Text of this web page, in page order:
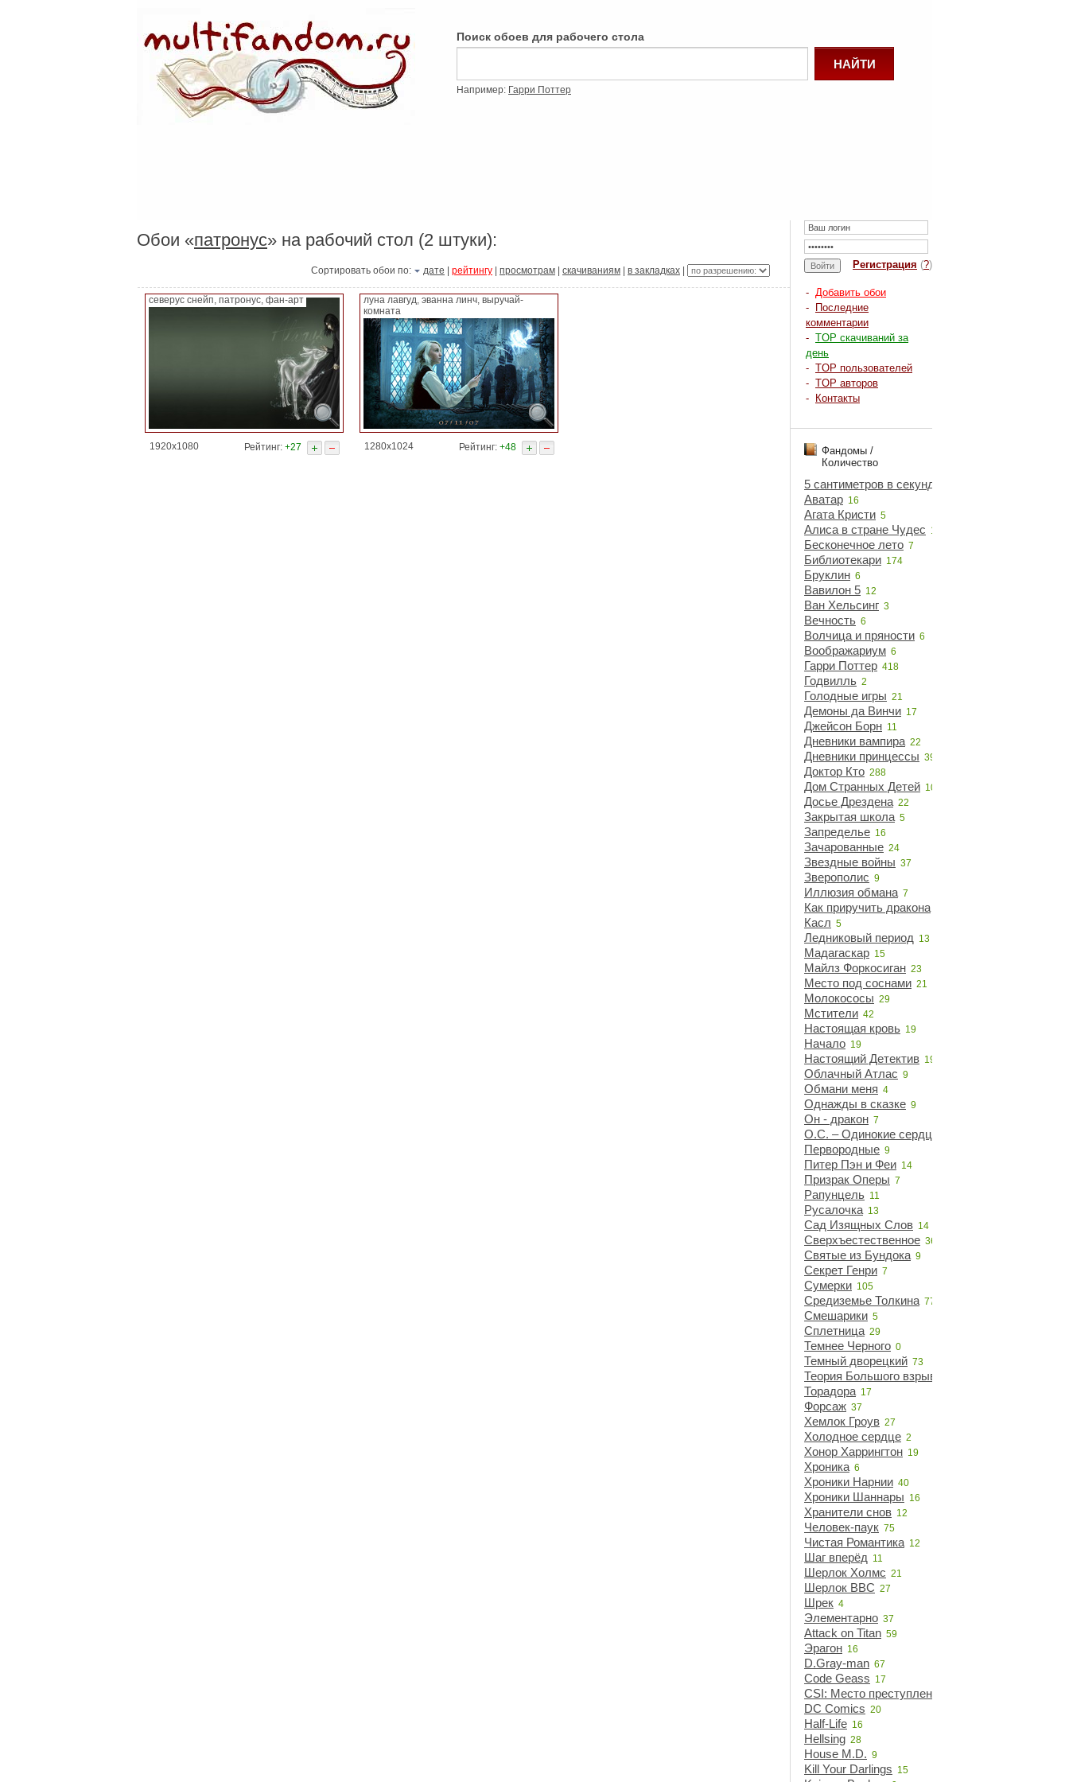
Поиск обоев для рабочего стола
Например: Гарри Поттер
Регистрация (?)
- Добавить обои
-
Последние
комментарии
- TOP скачиваний за
день
- TOP пользователей
- TOP авторов
-
Контакты
Фандомы /
Количество
5 сантиметров в секунду
Аватар 16
Агата Кристи 5
Алиса в стране Чудес 18
Бесконечное лето 7
Библиотекари 174
Бруклин 6
Вавилон 5 12
Ван Хельсинг 3
Вечность 6
Волчица и пряности 6
Воображариум 6
Гарри Поттер 418
Годвилль 2
Голодные игры 21
Демоны да Винчи 17
Джейсон Борн 11
Дневники вампира 22
Дневники принцессы 39
Доктор Кто 288
Дом Странных Детей 10
Досье Дрездена 22
Закрытая школа 5
Запределье 16
Зачарованные 24
Звездные войны 37
Зверополис 9
Иллюзия обмана 7
Как приручить дракона
Касл 5
Ледниковый период 13
Мадагаскар 15
Майлз Форкосиган 23
Место под соснами 21
Молокососы 29
Мстители 42
Настоящая кровь 19
Начало 19
Настоящий Детектив 19
Облачный Атлас 9
Обмани меня 4
Однажды в сказке 9
Он - дракон 7
О.С. – Одинокие сердца
Первородные 9
Питер Пэн и Феи 14
Призрак Оперы 7
Рапунцель 11
Русалочка 13
Сад Изящных Слов 14
Сверхъестественное 36
Святые из Бундока 9
Секрет Генри 7
Сумерки 105
Средиземье Толкина 77
Смешарики 5
Сплетница 29
Темнее Черного 0
Темный дворецкий 73
Теория Большого взрыва
Торадора 17
Форсаж 37
Хемлок Гроув 27
Холодное сердце 2
Хонор Харрингтон 19
Хроника 6
Хроники Нарнии 40
Хроники Шаннары 16
Хранители снов 12
Человек-паук 75
Чистая Романтика 12
Шаг вперёд 11
Шерлок Холмс 21
Шерлок BBC 27
Шрек 4
Элементарно 37
Attack on Titan 59
Эрагон 16
D.Gray-man 67
Code Geass 17
CSI: Место преступления
DC Comics 20
Half-Life 16
Hellsing 28
House M.D. 9
Kill Your Darlings 15
Обои «патронус» на рабочий стол (2 штуки):
Сортировать обои по: дате рейтингу просмотрам скачиваниям в закладках
северус снейп, патронус, фан-арт
1920x1080 Рейтинг: +27
луна лавгуд, эванна линч, выручай-
комната
1280x1024 Рейтинг: +48